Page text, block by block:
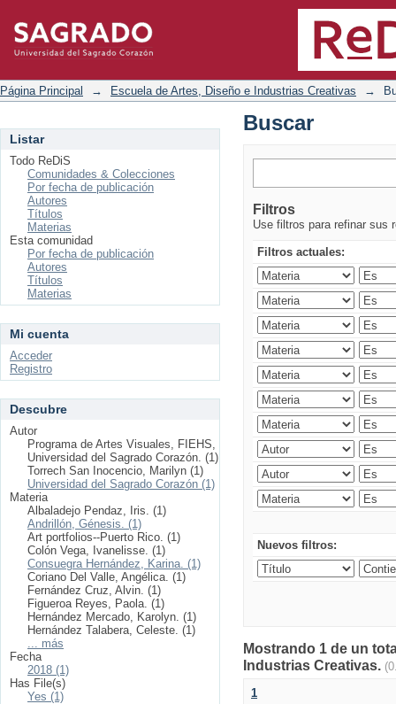
Página Principal → Escuela de Artes, Diseño e Industrias Creativas →
Buscar
Filtros
Use filtros para refinar sus
Filtros actuales:
Nuevos filtros:
Mostrando 1 de un
Industrias Creativas.
1
Listar
Todo ReDiS
Comunidades & Colecciones
Por fecha de publicación
Autores
Títulos
Materias
Esta comunidad
Por fecha de publicación
Autores
Títulos
Materias
Mi cuenta
Acceder
Registro
Descubre
Autor
Programa de Artes Visuales, FIEHS,
Universidad del Sagrado Corazón. (1)
Torrech San Inocencio, Marilyn (1)
Universidad del Sagrado Corazón (1)
Materia
Albaladejo Pendaz, Iris. (1)
Andrillón, Génesis. (1)
Art portfolios--Puerto Rico. (1)
Colón Vega, Ivanelisse. (1)
Consuegra Hernández, Karina. (1)
Coriano Del Valle, Angélica. (1)
Fernández Cruz, Alvin. (1)
Figueroa Reyes, Paola. (1)
Hernández Mercado, Karolyn. (1)
Hernández Talabera, Celeste. (1)
... más
Fecha
2018 (1)
Has File(s)
Yes (1)